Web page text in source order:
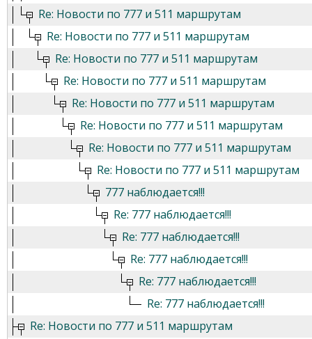
Re: Новости по 777 и 511 маршрутам
Re: Новости по 777 и 511 маршрутам
Re: Новости по 777 и 511 маршрутам
Re: Новости по 777 и 511 маршрутам
Re: Новости по 777 и 511 маршрутам
Re: Новости по 777 и 511 маршрутам
Re: Новости по 777 и 511 маршрутам
Re: Новости по 777 и 511 маршрутам
777 наблюдается!!!
Re: 777 наблюдается!!!
Re: 777 наблюдается!!!
Re: 777 наблюдается!!!
Re: 777 наблюдается!!!
Re: 777 наблюдается!!!
Re: Новости по 777 и 511 маршрутам